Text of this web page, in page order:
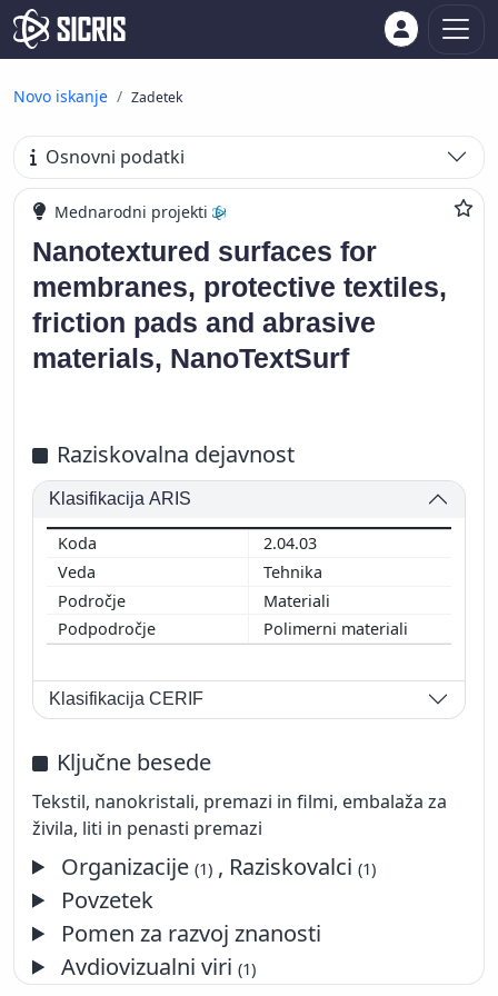
Novo iskanje Zadetek
Osnovni podatki
Mednarodni projekti
Nanotextured surfaces for
membranes, protective textiles,
friction pads and abrasive
materials, NanoTextSurf
Raziskovalna dejavnost
Klasifikacija ARIS
2.04.03
Tehnika
Materiali
Polimerni materiali
Klasifikacija CERIF
Ključne besede
Tekstil, nanokristali, premazi in filmi, embalaža za
živila, liti in penasti premazi
Organizacije(1) , Raziskovalci(1)
Povzetek
Pomen za razvoj znanosti
Avdiovizualni viri(1)